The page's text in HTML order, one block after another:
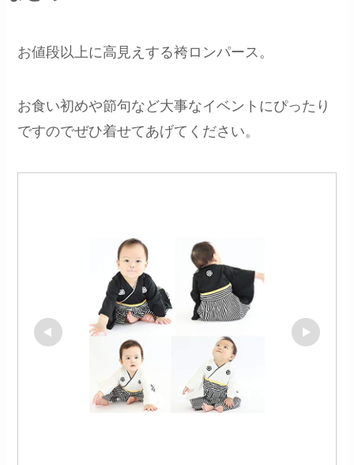
お値段以上に高見えする袴ロンパース。
お食い初めや節句など大事なイベントにぴったり
ですのでぜひ着せてあげてください。